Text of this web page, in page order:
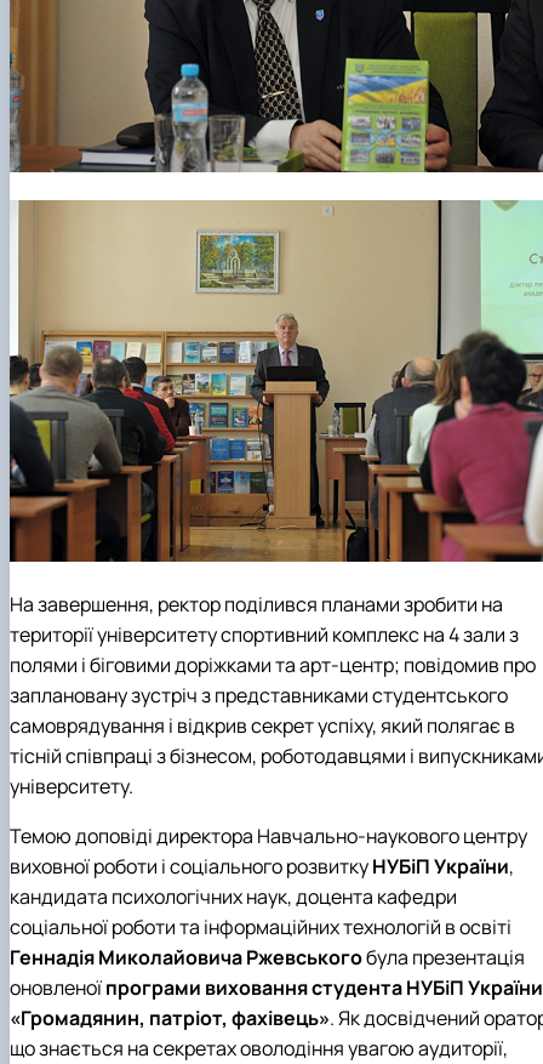
На завершення, ректор поділився планами зробити на
території університету спортивний комплекс на 4 зали з
полями і біговими доріжками та арт-центр; повідомив про
заплановану зустріч з представниками студентського
самоврядування і відкрив секрет успіху, який полягає в
тісній співпраці з бізнесом, роботодавцями і
університету.
Темою доповіді директора Навчально-наукового центру
виховної роботи і соціального розвиткуНУБіП України,
кандидата психологічних наук, доцента кафедри
соціальної роботи та інформаційних технологій в освіті
Геннадія Миколайовича Ржевськогобула презентація
оновленоїпрограми виховання студента НУБіП України
«Громадянин, патріот, фахівець». Як досвідчений
що знається на секретах оволодіння увагою аудиторії,